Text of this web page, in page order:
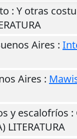
: Y otras
Aires :
Aires :
y escalofríos
LITERATURA